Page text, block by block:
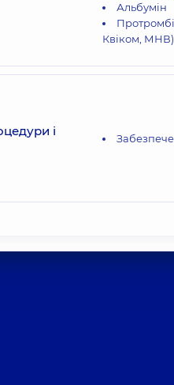
Альбумін
Квіком, МНВ)
і